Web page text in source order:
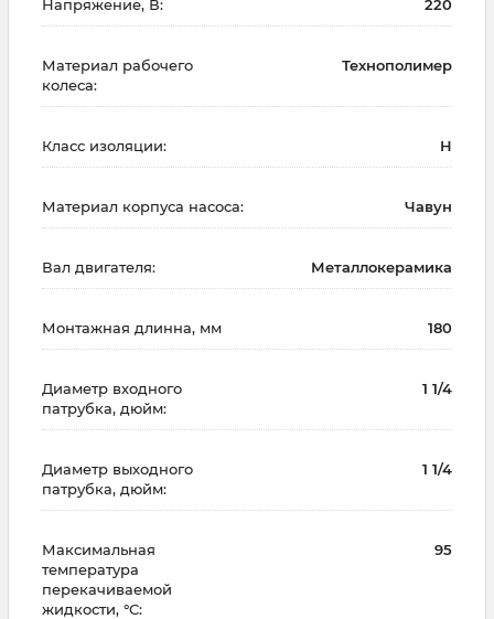
Напряжение, В: 220
Материал рабочего
колеса:
Технополимер
Класс изоляции: H
Материал корпуса насоса: Чавун
Вал двигателя: Металлокерамика
Монтажная длинна, мм 180
Диаметр входного
патрубка, дюйм:
1 1/4
Диаметр выходного
патрубка, дюйм:
1 1/4
Максимальная
температура
перекачиваемой
жидкости, °С:
95